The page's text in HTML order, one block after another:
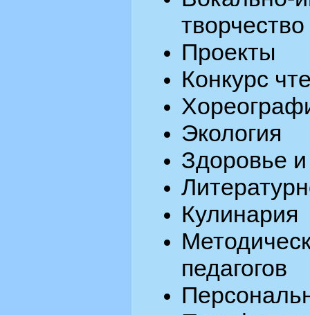
творчество
Проекты
Конкурс
Экология
Здоровье и
Кулинария
педагогов